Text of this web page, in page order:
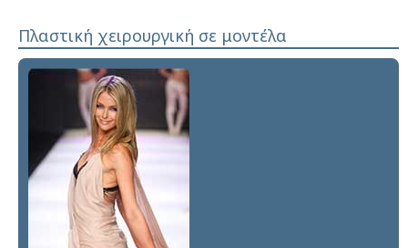
Πλαστική χειρουργική σε μοντέλα